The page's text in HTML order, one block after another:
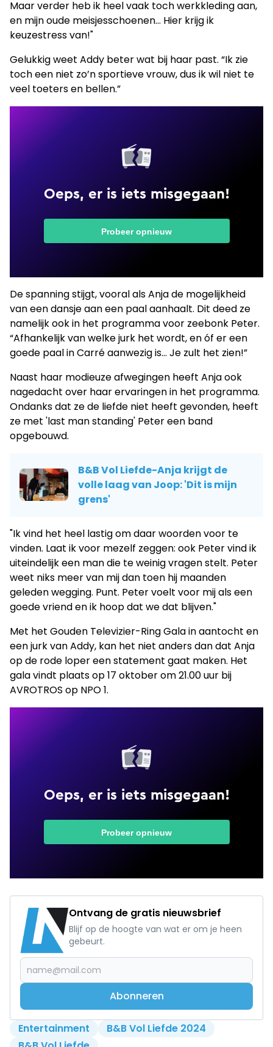
Maar verder heb ik heel vaak toch werkkleding aan,
en mijn oude meisjesschoenen… Hier krijg ik
keuzestress van!"
Gelukkig weet Addy beter wat bij haar past. “Ik zie
toch een niet zo’n sportieve vrouw, dus ik wil niet te
veel toeters en bellen.”
De spanning stijgt, vooral als Anja de mogelijkheid
van een dansje aan een paal aanhaalt. Dit deed ze
namelijk ook in het programma voor zeebonk Peter.
“Afhankelijk van welke jurk het wordt, en óf er een
goede paal in Carré aanwezig is… Je zult het zien!”
Naast haar modieuze afwegingen heeft Anja ook
nagedacht over haar ervaringen in het programma.
Ondanks dat ze de liefde niet heeft gevonden, heeft
ze met 'last man standing' Peter een band
opgebouwd.
B&B Vol Liefde-Anja krijgt de
volle laag van Joop: 'Dit is mijn
grens'
"Ik vind het heel lastig om daar woorden voor te
vinden. Laat ik voor mezelf zeggen: ook Peter vind ik
uiteindelijk een man die te weinig vragen stelt. Peter
weet niks meer van mij dan toen hij maanden
geleden wegging. Punt. Peter voelt voor mij als een
goede vriend en ik hoop dat we dat blijven."
Met het Gouden Televizier-Ring Gala in aantocht en
een jurk van Addy, kan het niet anders dan dat Anja
op de rode loper een statement gaat maken. Het
gala vindt plaats op 17 oktober om 21.00 uur bij
AVROTROS op NPO 1.
Ontvang de gratis nieuwsbrief
Blijf op de hoogte van wat er om je heen
gebeurt.
Abonneren
Entertainment
B&B Vol Liefde 2024